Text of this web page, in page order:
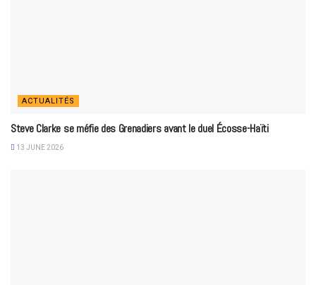
ACTUALITÉS
Steve Clarke se méfie des Grenadiers avant le duel Écosse-Haïti
13 JUNE 2026